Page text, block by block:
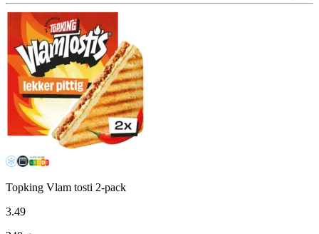
Topking Vlam tosti 2-pack
3.49